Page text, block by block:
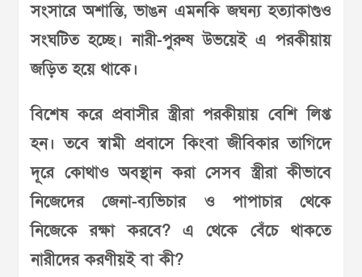
সংসারে অশান্তি, ভাঙন এমনকি জঘন্য হত্যাকাণ্ডও
সংঘটিত হচ্ছে। নারী-পুরুষ উভয়েই এ পরকীয়ায়
জড়িত হয়ে থাকে।
বিশেষ করে প্রবাসীর স্ত্রীরা পরকীয়ায় বেশি লিপ্ত
হন। তবে স্বামী প্রবাসে কিংবা জীবিকার তাগিদে
দূরে কোথাও অবস্থান করা সেসব স্ত্রীরা কীভাবে
নিজেদের জেনা-ব্যভিচার ও পাপাচার থেকে
নিজেকে রক্ষা করবে? এ থেকে বেঁচে থাকতে
নারীদের করণীয়ই বা কী?